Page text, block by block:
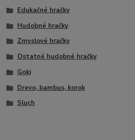
Edukačné hračky
Hudobné hračky
Zmyslové hračky
Ostatné hudobné hračky
Goki
Drevo, bambus, korok
Sluch